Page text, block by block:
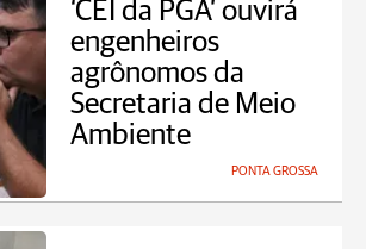
‘CEI da PGA’ ouvirá
engenheiros
agrônomos da
Secretaria de Meio
Ambiente
PONTA GROSSA